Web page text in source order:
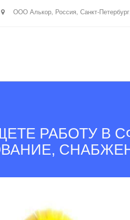
ООО Алькор, Россия, Санкт-Петербург
РАБОТУ В